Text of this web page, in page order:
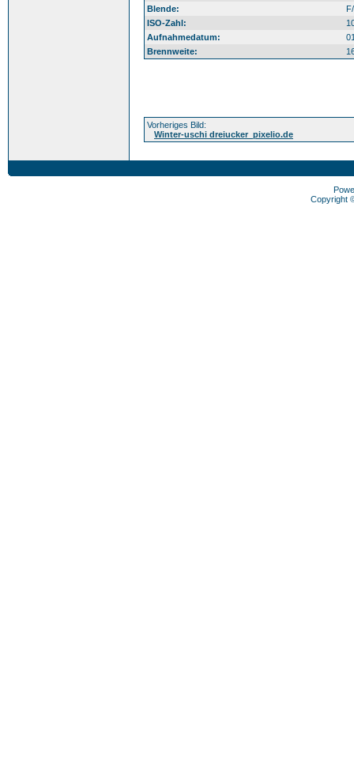
Blende:
ISO-Zahl:
Aufnahmedatum:
Brennweite:
Vorheriges Bild:
Winter-uschi dreiucker_pixelio.de
Copyright